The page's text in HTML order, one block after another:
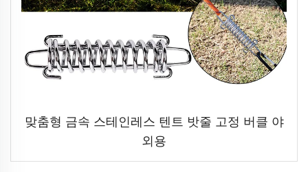
맞춤형 금속 스테인레스 텐트 밧줄 고정 버클 야
외용